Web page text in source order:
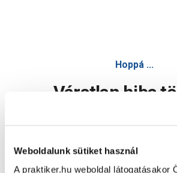
Weboldalunk sütiket használ
A praktiker.hu weboldal látogatásakor
Hoppá ...
Váratlan hiba
Oldal újratöltése